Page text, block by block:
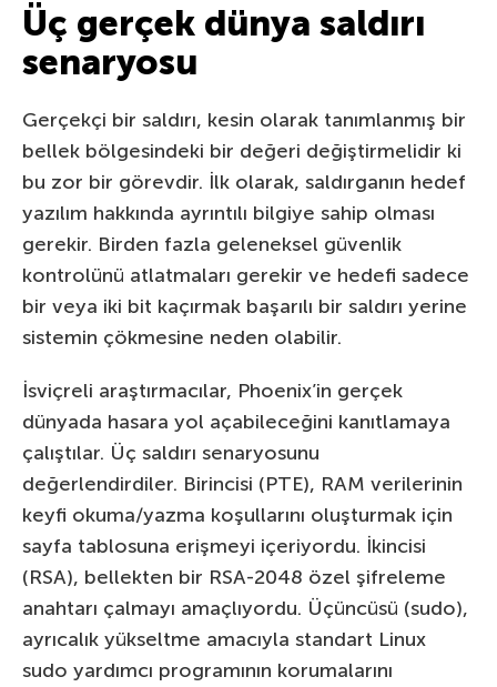
Üç gerçek dünya saldırı
senaryosu
Gerçekçi bir saldırı, kesin olarak tanımlanmış bir
bellek bölgesindeki bir değeri değiştirmelidir ki
bu zor bir görevdir. İlk olarak, saldırganın hedef
yazılım hakkında ayrıntılı bilgiye sahip olması
gerekir. Birden fazla geleneksel güvenlik
kontrolünü atlatmaları gerekir ve hedefi sadece
bir veya iki bit kaçırmak başarılı bir saldırı yerine
sistemin çökmesine neden olabilir.
İsviçreli araştırmacılar, Phoenix’in gerçek
dünyada hasara yol açabileceğini kanıtlamaya
çalıştılar. Üç saldırı senaryosunu
değerlendirdiler. Birincisi (PTE), RAM verilerinin
keyfi okuma/yazma koşullarını oluşturmak için
sayfa tablosuna erişmeyi içeriyordu. İkincisi
(RSA), bellekten bir RSA-2048 özel şifreleme
anahtarı çalmayı amaçlıyordu. Üçüncüsü (sudo),
ayrıcalık yükseltme amacıyla standart Linux
sudo yardımcı programının korumalarını